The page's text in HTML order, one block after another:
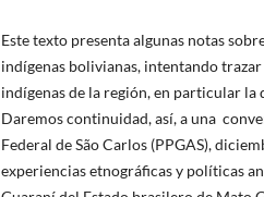
Este texto presenta algunas notas
indígenas bolivianas, intentando
indígenas de la región, en particular
Daremos continuidad, así, a una
Federal de São Carlos (PPGAS),
experiencias etnográficas y políticas